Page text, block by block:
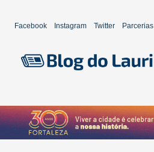
Facebook Instagram Twitter Parcerias